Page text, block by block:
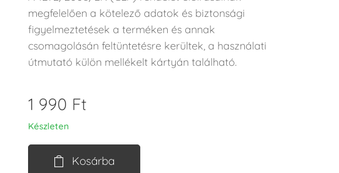
megfelelően a kötelező adatok és biztonsági
figyelmeztetések a terméken és annak
csomagolásán feltüntetésre kerültek, a használati
útmutató külön mellékelt kártyán található.
1 990 Ft
Készleten
Kosárba